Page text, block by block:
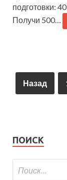
подготовки:
Получи 500…
Назад
ПОИСК